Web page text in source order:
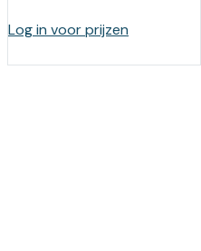
Log in voor prijzen